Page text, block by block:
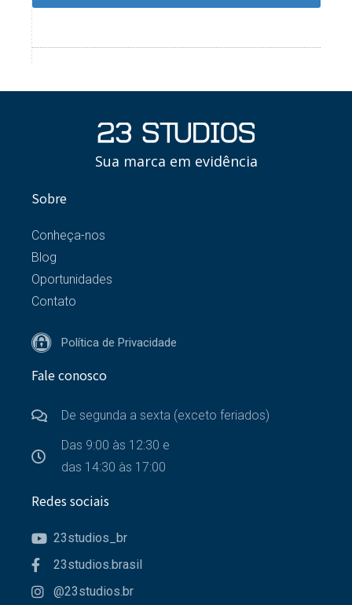
Sua marca em evidência
Sobre
Conheça-nos
Blog
Oportunidades
Contato
Política de Privacidade
Fale conosco
De segunda a sexta (exceto feriados)
Das 9:00 às 12:30 e
das 14:30 às 17:00
Redes sociais
23studios_br
23studios.brasil
@23studios.br